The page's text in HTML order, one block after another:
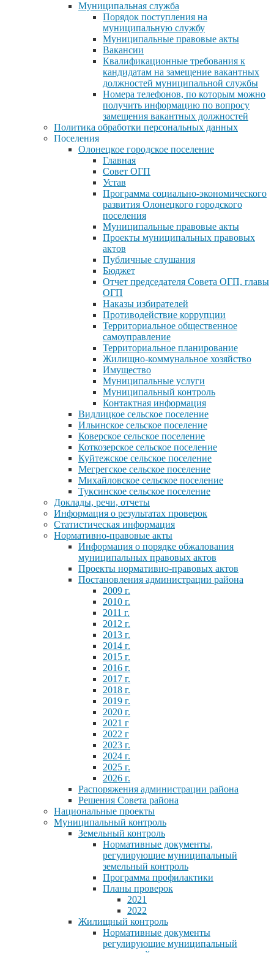
Муниципальная служба
Порядок поступления на
муниципальную службу
Муниципальные правовые акты
Вакансии
Квалификационные требования к
кандидатам на замещение вакантных
должностей муниципальной службы
Номера телефонов, по которым можно
получить информацию по вопросу
замещения вакантных должностей
Политика обработки персональных данных
Поселения
Олонецкое городское поселение
Главная
Совет ОГП
Устав
Программа социально-экономического
развития Олонецкого городского
поселения
Муниципальные правовые акты
Проекты муниципальных правовых
актов
Публичные слушания
Бюджет
Отчет председателя Совета ОГП, главы
ОГП
Наказы избирателей
Противодействие коррупции
Территориальное общественное
самоуправление
Территориальное планирование
Жилищно-коммунальное хозяйство
Имущество
Муниципальные услуги
Муниципальный контроль
Контактная информация
Видлицкое сельское поселение
Ильинское сельское поселение
Коверское сельское поселение
Коткозерское сельское поселение
Куйтежское сельское поселение
Мегрегское сельское поселение
Михайловское сельское поселение
Туксинское сельское поселение
Доклады, речи, отчеты
Информация о результатах проверок
Статистическая информация
Нормативно-правовые акты
Информация о порядке обжалования
муниципальных правовых актов
Проекты нормативно-правовых актов
Постановления администрации района
2009 г.
2010 г.
2011 г.
2012 г.
2013 г.
2014 г.
2015 г.
2016 г.
2017 г.
2018 г.
2019 г.
2020 г.
2021 г
2022 г
2023 г.
2024 г.
2025 г.
2026 г.
Распоряжения администрации района
Решения Совета района
Национальные проекты
Муниципальный контроль
Земельный контроль
Нормативные документы,
регулирующие муниципальный
земельный контроль
Программа профилактики
Планы проверок
2021
2022
Жилищный контроль
Нормативные документы
регулирующие муниципальный